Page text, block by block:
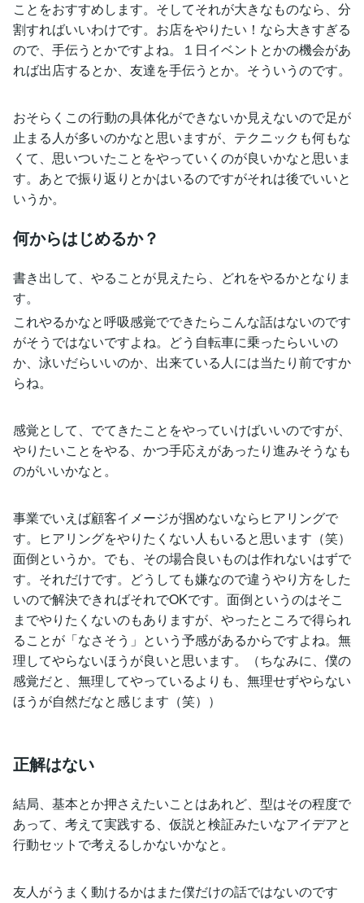
ことをおすすめします。そしてそれが大きなものなら、分
割すればいいわけです。お店をやりたい！なら大きすぎる
ので、手伝うとかですよね。１日イベントとかの機会があ
れば出店するとか、友達を手伝うとか。そういうのです。
おそらくこの行動の具体化ができないか見えないので足が
止まる人が多いのかなと思いますが、テクニックも何もな
くて、思いついたことをやっていくのが良いかなと思いま
す。あとで振り返りとかはいるのですがそれは後でいいと
いうか。
何からはじめるか？
書き出して、やることが見えたら、どれをやるかとなりま
す。
これやるかなと呼吸感覚でできたらこんな話はないのです
がそうではないですよね。どう自転車に乗ったらいいの
か、泳いだらいいのか、出来ている人には当たり前ですか
らね。
感覚として、でてきたことをやっていけばいいのですが、
やりたいことをやる、かつ手応えがあったり進みそうなも
のがいいかなと。
事業でいえば顧客イメージが掴めないならヒアリングで
す。ヒアリングをやりたくない人もいると思います（笑）
面倒というか。でも、その場合良いものは作れないはずで
す。それだけです。どうしても嫌なので違うやり方をした
いので解決できればそれでOKです。面倒というのはそこ
までやりたくないのもありますが、やったところで得られ
ることが「なさそう」という予感があるからですよね。無
理してやらないほうが良いと思います。（ちなみに、僕の
感覚だと、無理してやっているよりも、無理せずやらない
ほうが自然だなと感じます（笑））
正解はない
結局、基本とか押さえたいことはあれど、型はその程度で
あって、考えて実践する、仮説と検証みたいなアイデアと
行動セットで考えるしかないかなと。
友人がうまく動けるかはまた僕だけの話ではないのです